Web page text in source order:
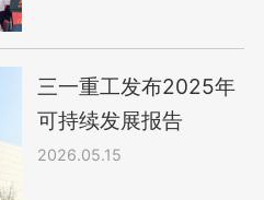
三一重工发布2025年
可持续发展报告
2026.05.15